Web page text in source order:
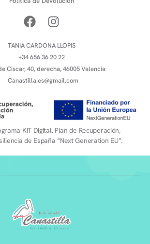
TANIA CARDONA LLOPIS
+34 656 36 20 22
Ciscar, 40, derecha, 46005 Valencia
Canastilla.es@gmail.com
KIT Digital. Plan de Recuperación,
de España “Next Generation EU”.